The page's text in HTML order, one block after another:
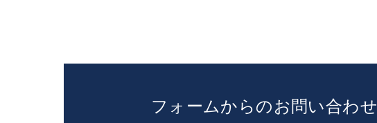
フォームからのお問い合わせ